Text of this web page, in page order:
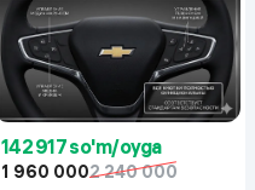
142 917 so'm/oyga
1 960 0002 240 000